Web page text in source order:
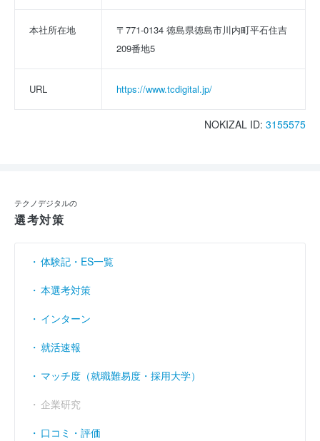
本社所在地
〒771-0134 徳島県徳島市川内町平石住吉
209番地5
URL https://www.tcdigital.jp/
NOKIZAL ID: 3155575
テクノデジタルの
選考対策
体験記・ES一覧
本選考対策
インターン
就活速報
マッチ度（就職難易度・採用大学）
企業研究
口コミ・評価